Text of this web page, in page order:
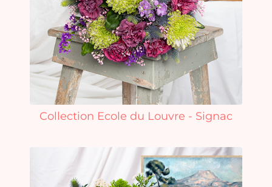
Collection Ecole du Louvre - Signac